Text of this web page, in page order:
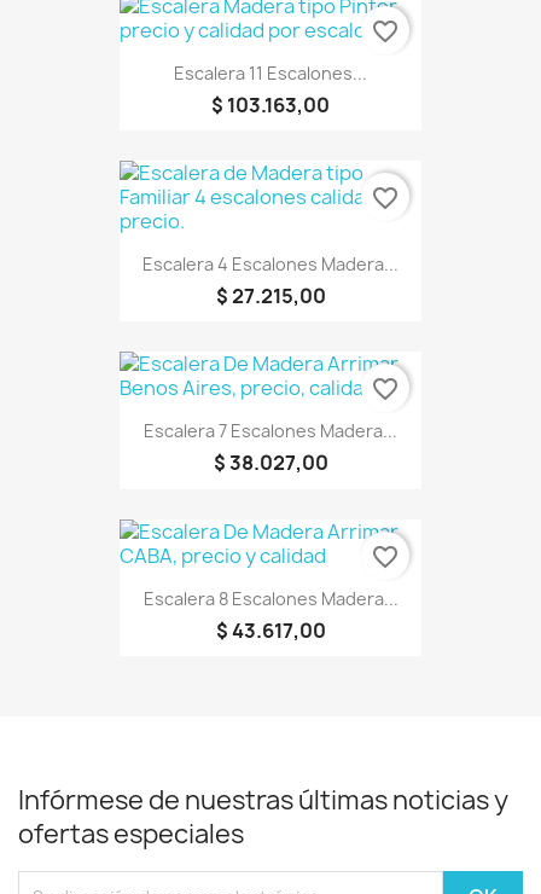
Escalera 11 Escalones...
$ 103.163,00
favorite_border
Escalera 4 Escalones Madera...
$ 27.215,00
favorite_border
Escalera 7 Escalones Madera...
$ 38.027,00
favorite_border
Escalera 8 Escalones Madera...
$ 43.617,00
favorite_border
Infórmese de nuestras últimas noticias y
ofertas especiales